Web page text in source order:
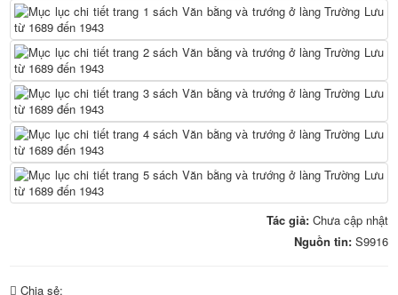
Tác giả: Chưa cập nhật
Nguồn tin: S9916
Chia sẻ: